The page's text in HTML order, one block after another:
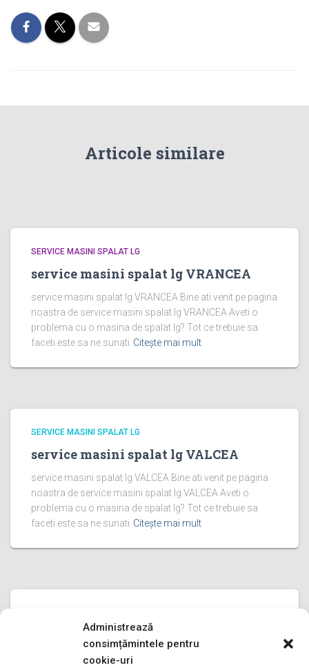
Administrează
consimțămintele pentru
cookie-uri
Articole similare
SERVICE MASINI SPALAT LG
service masini spalat lg VRANCEA
service masini spalat lg VRANCEA Bine ati venit pe pagina
noastra de service masini spalat lg VRANCEA Aveti o
problema cu o masina de spalat lg? Tot ce trebuie sa
faceti este sa ne sunati Citește mai mult
SERVICE MASINI SPALAT LG
service masini spalat lg VALCEA
service masini spalat lg VALCEA Bine ati venit pe pagina
noastra de service masini spalat lg VALCEA Aveti o
problema cu o masina de spalat lg? Tot ce trebuie sa
faceti este sa ne sunati Citește mai mult
service masini spalat lg PRAHOVA
service masini spalat lg PRAHOVA Bine ati venit pe pagina